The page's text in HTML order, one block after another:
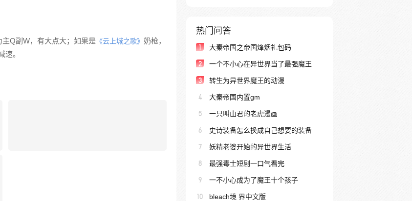
Q副W，有大点大；如果是 《云上城之歌》 奶枪，
速。
热门问答
1 大秦帝国之帝国烽烟礼包码
2 一个不小心在异世界当了最强魔王
3 转生为异世界魔王的动漫
4 大秦帝国内置gm
5 一只叫山君的老虎漫画
6 史诗装备怎么换成自己想要的装备
7 妖精老婆开始的异世界生活
8 最强毒士短剧一口气看完
9 一不小心成为了魔王十个孩子
10 bleach境 界中文版